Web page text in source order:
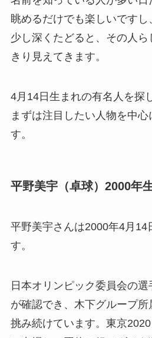
眺めるだけでも楽しいです
少し深くたどると、その人
きり見えてきます。
4月14日生まれの有名人を探
まずは注目したい人物を中心
す。
平野美宇（卓球）2000年
平野美宇さんは2000年4月14
す。
日本オリンピック委員会の
が確認でき、木下グループ
挑み続けています。東京